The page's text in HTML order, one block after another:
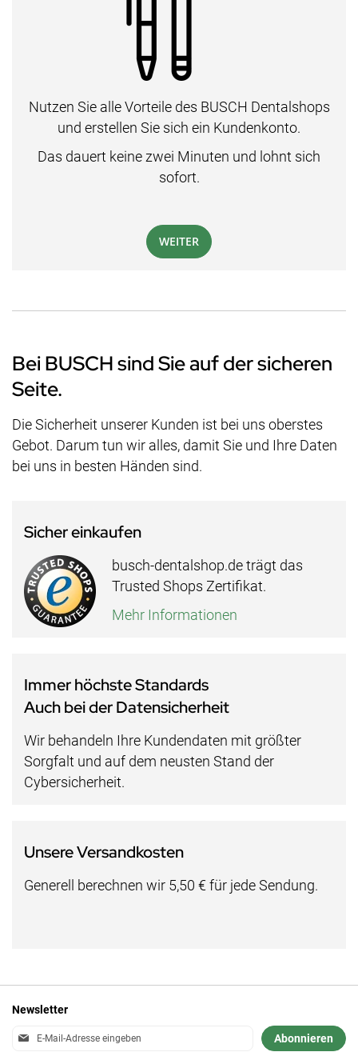
Nutzen Sie alle Vorteile des BUSCH Dentalshops
und erstellen Sie sich ein Kundenkonto.
Das dauert keine zwei Minuten und lohnt sich
sofort.
WEITER
Bei BUSCH sind Sie auf der sicheren
Seite.
Die Sicherheit unserer Kunden ist bei uns oberstes
Gebot. Darum tun wir alles, damit Sie und Ihre Daten
bei uns in besten Händen sind.
Sicher einkaufen
busch-dentalshop.de trägt das
Trusted Shops Zertifikat.
Mehr Informationen
Immer höchste Standards
Auch bei der Datensicherheit
Wir behandeln Ihre Kundendaten mit größter
Sorgfalt und auf dem neusten Stand der
Cybersicherheit.
Unsere Versandkosten
Generell berechnen wir 5,50 € für jede Sendung.
Newsletter
Anmeldung
Abonnieren